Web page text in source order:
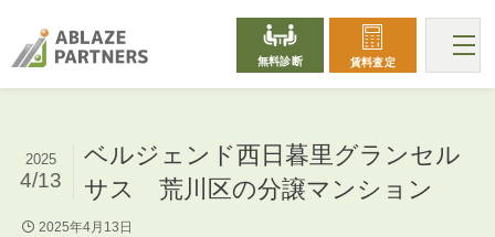
無料診断 賃料査定
ベルジェンド西日暮里グランセル
サス 荒川区の分譲マンション
2025
4/13
2025年4月13日